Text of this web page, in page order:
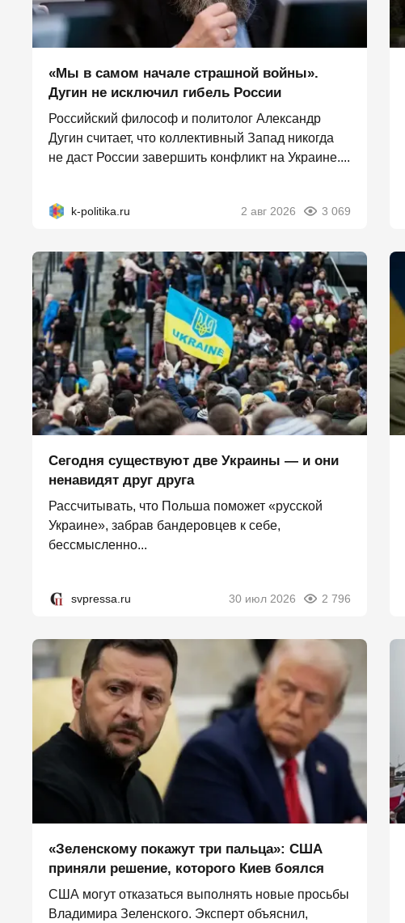
«Мы в самом начале страшной войны».
Дугин не исключил гибель России
Российский философ и политолог Александр
Дугин считает, что коллективный Запад никогда
не даст России завершить конфликт на Украине....
k-politika.ru 2 авг 2026 3 069
Сегодня существуют две Украины — и они
ненавидят друг друга
Рассчитывать, что Польша поможет «русской
Украине», забрав бандеровцев к себе,
бессмысленно...
svpressa.ru 30 июл 2026 2 796
«Зеленскому покажут три пальца»: США
приняли решение, которого Киев боялся
США могут отказаться выполнять новые просьбы
Владимира Зеленского. Эксперт объяснил,